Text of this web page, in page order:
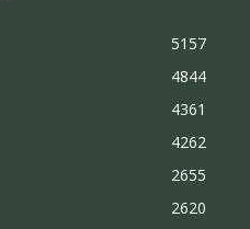
5157
4844
4361
4262
2655
2620